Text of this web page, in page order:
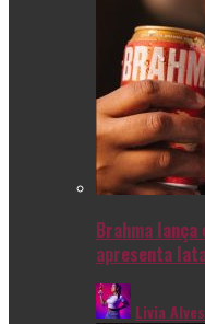
Brahma
apresenta
Livia Alves